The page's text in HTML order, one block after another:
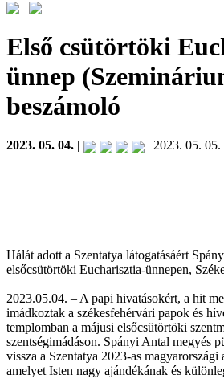
Első csütörtöki
ünnep
beszámoló
2023. 05. 04. | | 2023. 05. 05.
Hálát adott a Szentatya látogatásáért
elsőcsütörtöki Eucharisztia-ünnepen,
2023.05.04. – A papi hivatásokért, a hit
imádkoztak a székesfehérvári papok és
templomban a májusi elsőcsütörtöki
szentségimádáson. Spányi Antal megyés
vissza a Szentatya 2023-as magyarországi
amelyet Isten nagy ajándékának és